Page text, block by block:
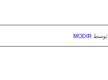
توسط MODIR